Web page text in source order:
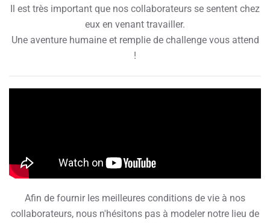
Il est très important que nos collaborateurs se sentent chez
eux en venant travailler.
Une aventure humaine et remplie de challenge vous attend
!
Afin de fournir les meilleures conditions de vie à nos
collaborateurs, nous n'hésitons pas à modeler notre lieu de